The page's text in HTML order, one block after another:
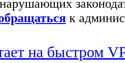
к
на быстром